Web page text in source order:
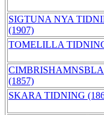
SIGTUNA NYA
(1907)
TOMELILLA
(1857)
SKARA TIDNING